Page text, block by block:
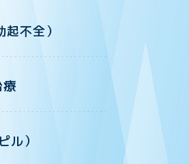
起不全）
ル）